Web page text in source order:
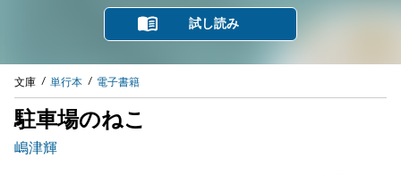
試し読み
文庫 単行本 電子書籍
駐車場のねこ
嶋津輝